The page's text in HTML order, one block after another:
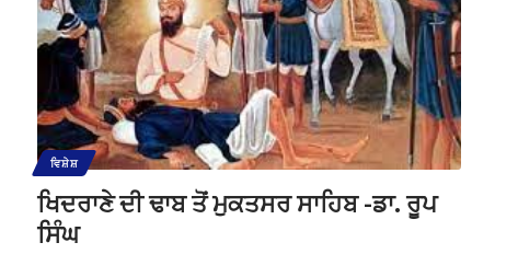
ਵਿਸ਼ੇਸ਼
ਖਿਦਰਾਣੇ ਦੀ ਢਾਬ ਤੋਂ ਮੁਕਤਸਰ ਸਾਹਿਬ -ਡਾ. ਰੂਪ
ਸਿੰਘ